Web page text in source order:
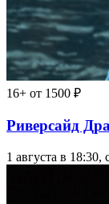
16+ от 1500 ₽
Риверсайд
1 августа в 18:30,